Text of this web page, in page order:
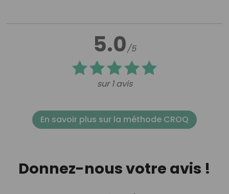
5.0/5
sur 1 avis
En savoir plus sur la méthode CROQ
Donnez-nous votre avis !